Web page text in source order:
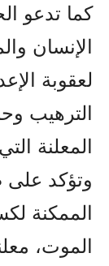
كما تدعو
الإنسان
لعقوبة
الترهيب
المعلنة
وتؤكد على
الممكنة
الموت،